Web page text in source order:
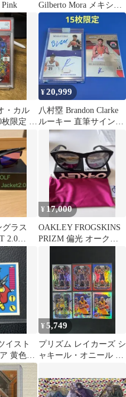
Pink
Gilberto Mora メキシコ
New Era No.15 Silver
2026 Panini Prizm FIFA
World Cup Soccer
・カル
限定 ル
¥20,999
八村塁 Brandon Clarke
ルーキー 直筆サインカ
ード 2枚セット
グラス
2.0
¥ 17,000
OAKLEY FROGSKINS
PRIZM 偏光 オークリ
イスト
黄色プ
¥5,749
プリズム レイカーズ シ
ャキール・オニール 6